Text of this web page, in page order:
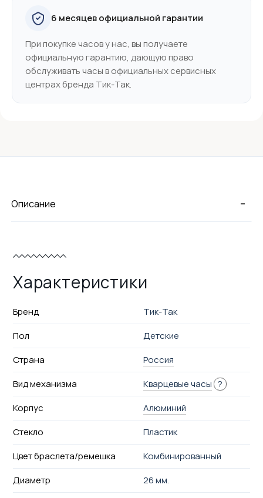
6 месяцев официальной гарантии
При покупке часов у нас, вы получаете
официальную гарантию, дающую право
обслуживать часы в официальных сервисных
центрах бренда Тик-Так.
-
Описание
Характеристики
Бренд
Тик-Так
Пол
Детские
Страна
Россия
Вид механизма
Кварцевые часы ?
Корпус
Алюминий
Стекло
Пластик
Цвет браслета/ремешка
Комбинированный
Диаметр
26 мм.